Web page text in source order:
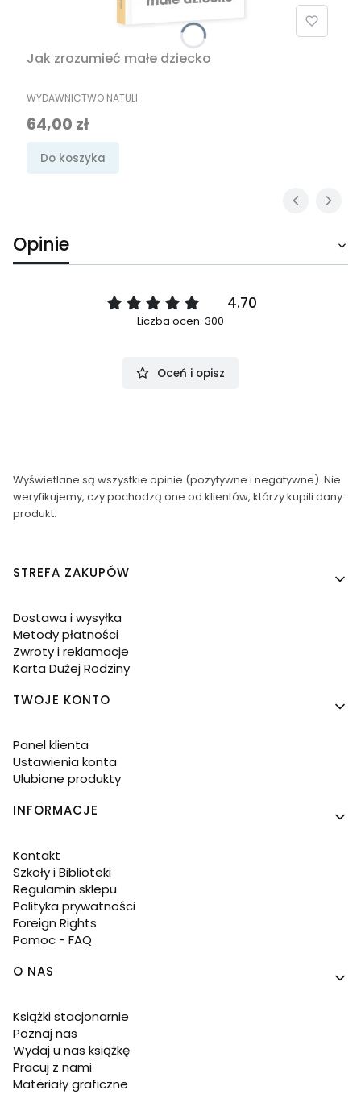
Jak zrozumieć małe dziecko
PRODUCENT
WYDAWNICTWO NATULI
Cena
64,00 zł
Do koszyka
Opinie
4.70
Liczba ocen: 300
Oceń i opisz
Wyświetlane są wszystkie opinie (pozytywne i negatywne). Nie
weryfikujemy, czy pochodzą one od klientów, którzy kupili dany
produkt.
Linki w stopce
STREFA ZAKUPÓW
Dostawa i wysyłka
Metody płatności
Zwroty i reklamacje
Karta Dużej Rodziny
TWOJE KONTO
Panel klienta
Ustawienia konta
Ulubione produkty
INFORMACJE
Kontakt
Szkoły i Biblioteki
Regulamin sklepu
Polityka prywatności
Foreign Rights
Pomoc - FAQ
O NAS
Książki stacjonarnie
Poznaj nas
Wydaj u nas książkę
Pracuj z nami
Materiały graficzne